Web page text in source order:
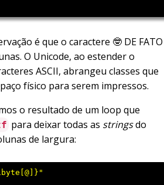
é que o caractere 🤓 DE FATO
O Unicode, ao estender o
ASCII, abrangeu classes que
físico para serem impressos.
o resultado de um loop que
para deixar todas as stringsdo
de largura: